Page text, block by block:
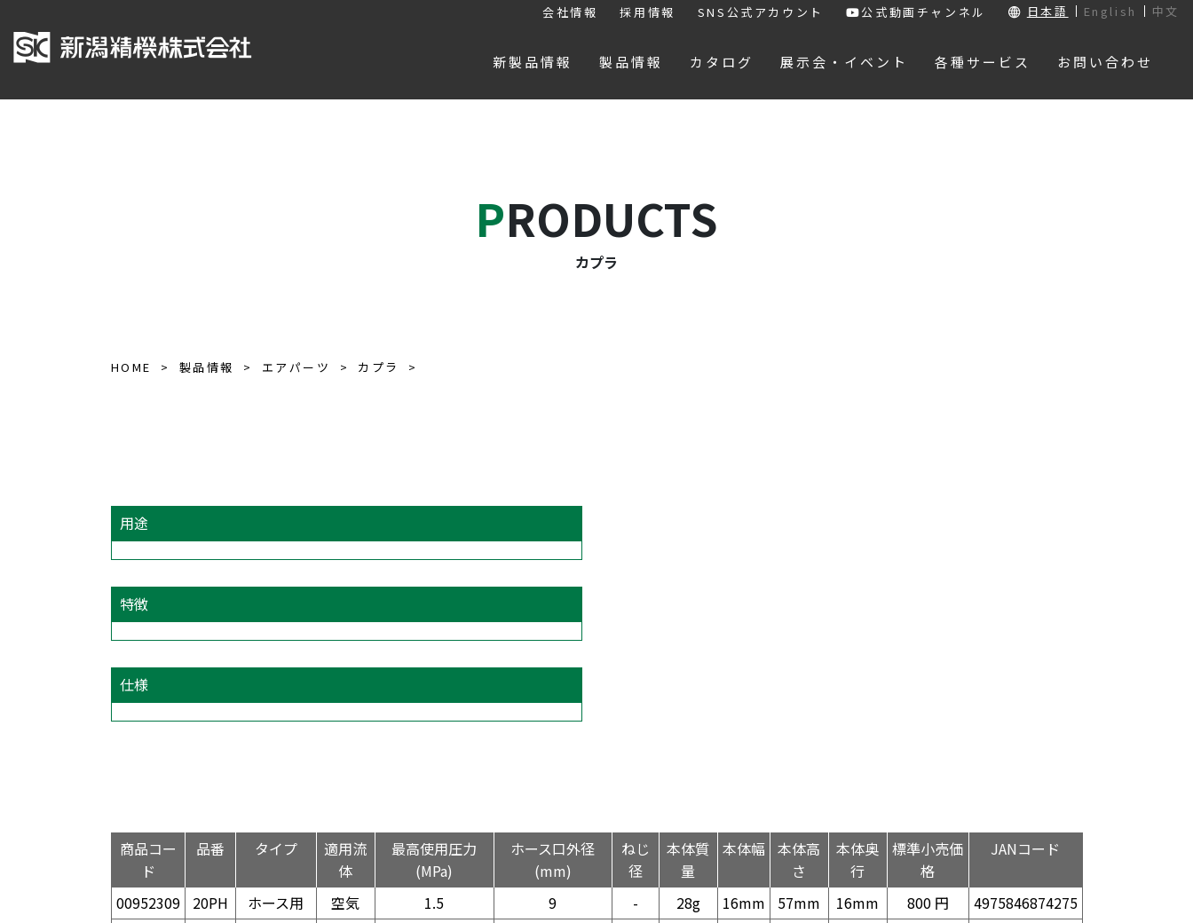
会社情報 採用情報 SNS公式アカウント 公式動画チャンネル 日本語 English 中文
新製品情報 製品情報 カタログ 展示会・イベント 各種サービス お問い合わせ
PRODUCTS
カプラ
HOME 製品情報 エアパーツ カプラ
用途
特徴
仕様
商品コー
ド
品番 タイプ
適用流
体
最高使用圧力
(MPa)
ホース口外径
(mm)
ねじ
径
本体質
量
本体幅
本体高
さ
本体奥
行
標準小売価
格
JANコード
00952309 20PH ホース用 空気 1.5 9 - 28g 16mm 57mm 16mm 800 円
4975846874275